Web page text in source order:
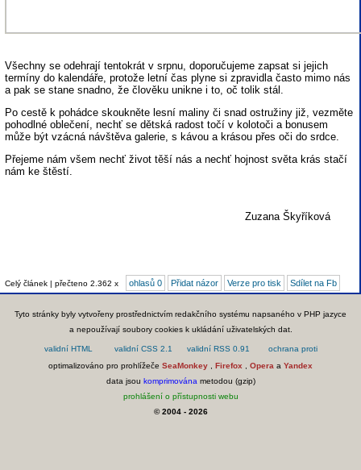
Všechny se odehrají tentokrát v srpnu, doporučujeme zapsat si jejich
termíny do kalendáře, protože letní čas plyne si zpravidla často mimo nás
a pak se stane snadno, že člověku unikne i to, oč tolik stál.
Po cestě k pohádce skoukněte lesní maliny či snad ostružiny již, vezměte
pohodlné oblečení, nechť se dětská radost točí v kolotoči a bonusem
může být vzácná návštěva galerie, s kávou a krásou přes oči do srdce.
Přejeme nám všem nechť život těší nás a nechť hojnost světa krás stačí
nám ke štěstí.
Zuzana Škyříková
Celý článek | přečteno 2.362 x ohlasů 0 Přidat názor Verze pro tisk Sdílet na Fb
Tyto stránky byly vytvořeny prostřednictvím redakčního systému napsaného v PHP jazyce
a nepoužívají soubory cookies k ukládání uživatelských dat.
optimalizováno pro prohlížeče SeaMonkey Firefox Opera a Yandex
data jsou komprimována metodou (gzip)
prohlášení o přístupnosti webu
© 2004 - 2026